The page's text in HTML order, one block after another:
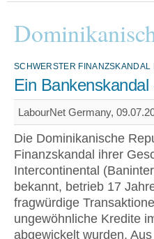
SCHWERSTER
Ein
LabourNet Germany,
Die Dominikanische
Finanzskandal ihrer
Intercontinental
bekannt, betrieb 17
fragwürdige
ungewöhnliche Kredite
abgewickelt wurden.